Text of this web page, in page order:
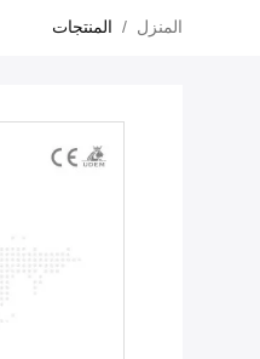
المنزل / المنتجات